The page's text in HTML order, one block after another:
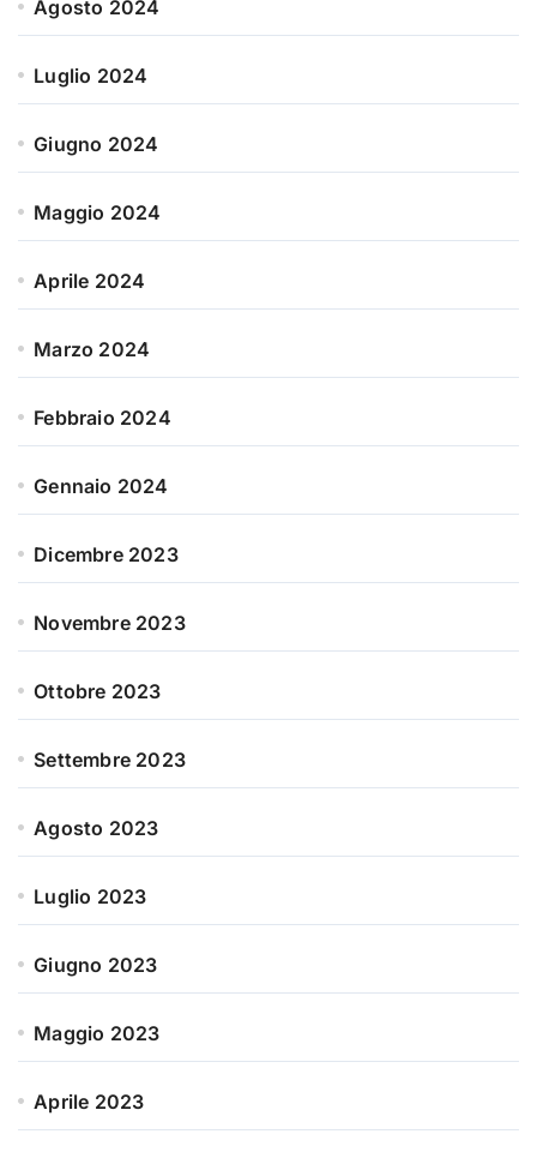
Agosto 2024
Luglio 2024
Giugno 2024
Maggio 2024
Aprile 2024
Marzo 2024
Febbraio 2024
Gennaio 2024
Dicembre 2023
Novembre 2023
Ottobre 2023
Settembre 2023
Agosto 2023
Luglio 2023
Giugno 2023
Maggio 2023
Aprile 2023